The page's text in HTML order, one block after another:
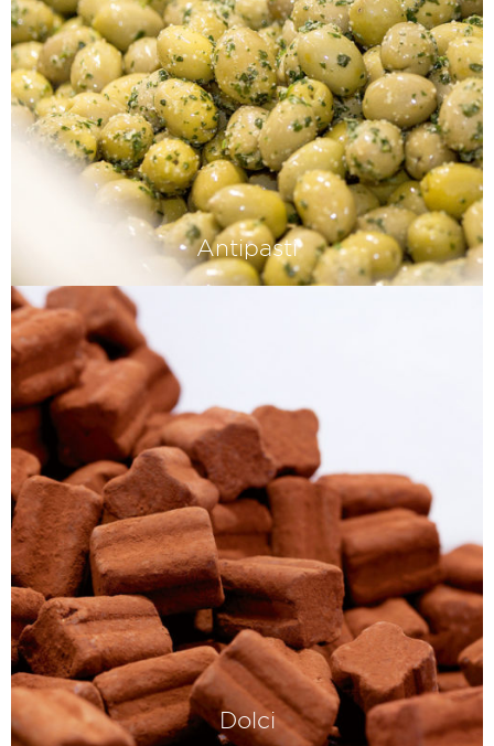
Antipasti
Bei uns von Hand gepflückt,
geschnitten und gefüllt – und absolut
frisch und voll ausgereift. Das
schmeckt man, garantiert.
Dolci